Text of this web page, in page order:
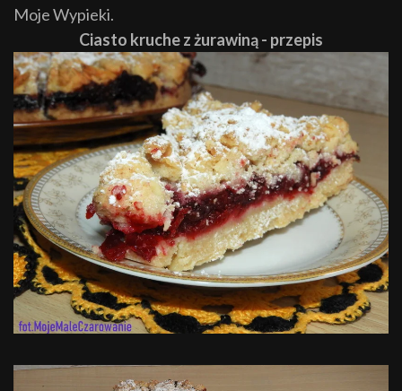
Moje Wypieki.
Ciasto kruche z żurawiną - przepis